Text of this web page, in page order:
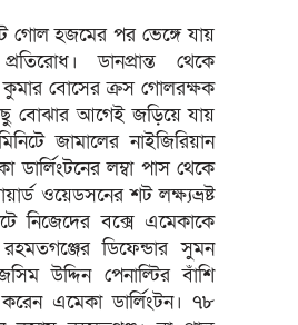
গোল হজমের পর ভেঙ্গে যায়
ডানপ্রান্ত থেকে
কুমার বোসের ক্রস গোলরক্ষক
বোঝার আগেই জড়িয়ে যায়
জামালের নাইজিরিয়ান
ডার্লিংটনের লম্বা পাস থেকে
ওয়েডসনের শট লক্ষ্যভ্রষ্ট
নিজেদের বক্সে এমেকাকে
ডিফেন্ডার সুমন
উদ্দিন পেনাল্টির বাঁশি
এমেকা ডার্লিংটন। ৭৮